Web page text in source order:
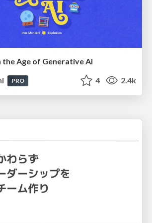
the Age of Generative AI
PRO 4 2.4k